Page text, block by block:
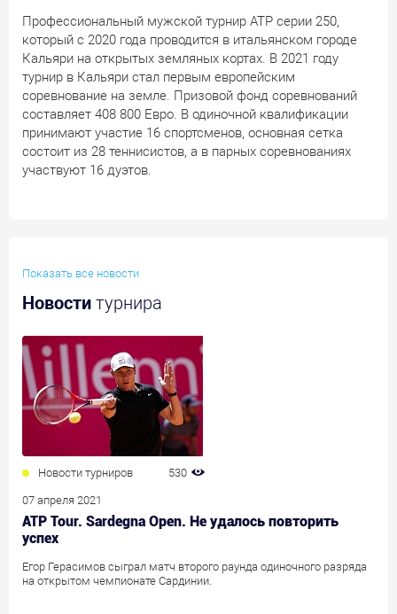
Профессиональный мужской турнир АТР серии 250,
который с 2020 года проводится в итальянском городе
Кальяри на открытых земляных кортах. В 2021 году
турнир в Кальяри стал первым европейским
соревнование на земле. Призовой фонд соревнований
составляет 408 800 Евро. В одиночной квалификации
принимают участие 16 спортсменов, основная сетка
состоит из 28 теннисистов, а в парных соревнованиях
участвуют 16 дуэтов.
Показать все новости
Новости турнира
Новости турниров 530
07 апреля 2021
ATP Tour. Sardegna Open. Не удалось повторить
успех
Егор Герасимов сыграл матч второго раунда одиночного разряда
на открытом чемпионате Сардинии.